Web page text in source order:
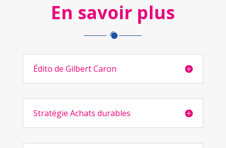
En savoir plus
Édito de Gilbert Caron
Stratégie Achats durables